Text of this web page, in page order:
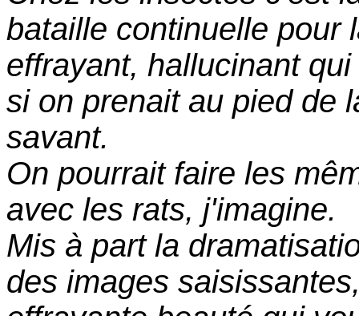
bataille continuelle pour
effrayant, hallucinant
si on prenait au pied de
savant.
On pourrait faire les
avec les rats, j'imagine.
Mis à part la
des images